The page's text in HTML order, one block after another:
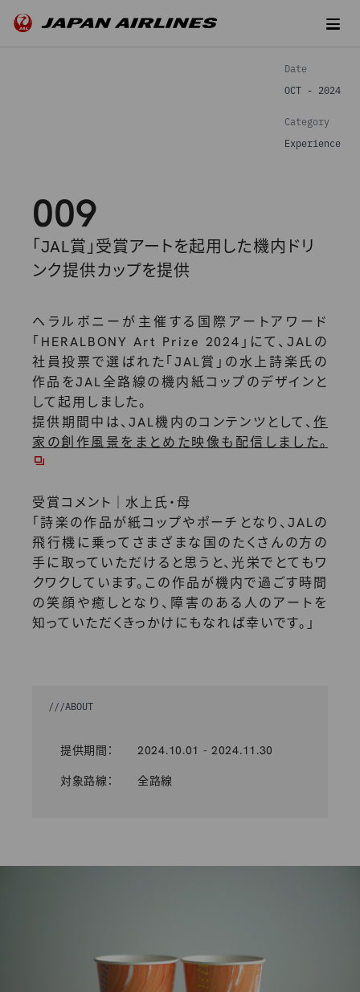
Date
OCT - 2024
Category
Experience
「JAL賞」受賞アートを起用した機内ドリ
ンク提供カップを提供
ヘラルボニーが主催する国際アートアワード
「HERALBONY Art Prize 2024」にて、JALの
社員投票で選ばれた「JAL賞」の水上詩楽氏の
作品をJAL全路線の機内紙コップのデザインと
して起用しました。
提供期間中は、JAL機内のコンテンツとして、作
家の創作風景をまとめた映像も配信しました。
受賞コメント｜水上氏・母
「詩楽の作品が紙コップやポーチとなり、JALの
飛行機に乗ってさまざまな国のたくさんの方の
手に取っていただけると思うと、光栄でとてもワ
クワクしています。この作品が機内で過ごす時間
の笑顔や癒しとなり、障害のある人のアートを
知っていただくきっかけにもなれば幸いです。」
///ABOUT
提供期間： 2024.10.01 - 2024.11.30
対象路線： 全路線
009